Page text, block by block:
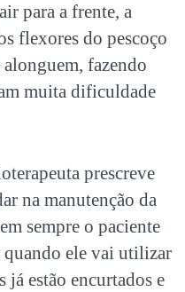
para a frente, a
flexores do pescoço
alonguem, fazendo
muita dificuldade
prescreve
na manutenção da
sempre o paciente
quando ele vai utilizar
já estão encurtados e